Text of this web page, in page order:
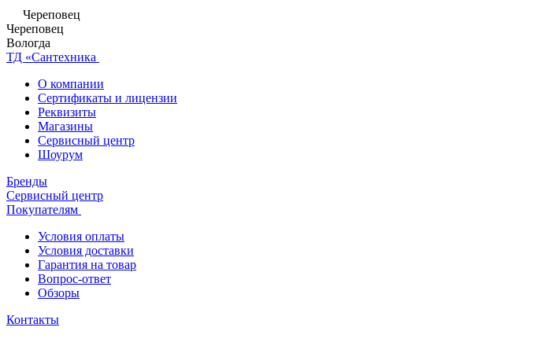
Череповец
Череповец
Вологда
ТД «Сантехника
О компании
Сертификаты и лицензии
Реквизиты
Магазины
Сервисный центр
Шоурум
Бренды
Сервисный центр
Покупателям
Условия оплаты
Условия доставки
Гарантия на товар
Вопрос-ответ
Обзоры
Контакты